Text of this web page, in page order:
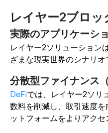
レイヤー2ブロ
実際のアプリケーシ
レイヤー2ソリューション
ざまな現実世界のシナリオ
分散型ファイナンス（
DeFiでは、レイヤー2ソリ
数料を削減し、取引速度
ットフォームをよりアクセ